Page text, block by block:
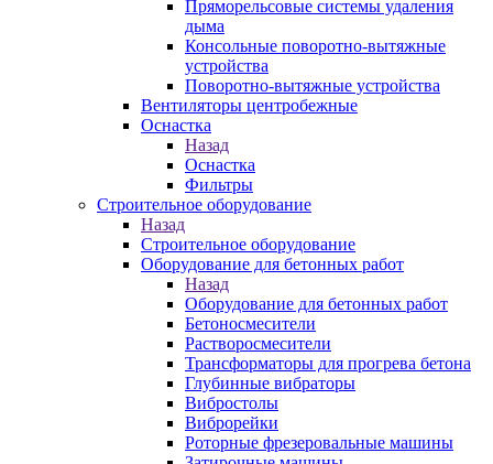
Пряморельсовые системы удаления
дыма
Консольные поворотно-вытяжные
устройства
Поворотно-вытяжные устройства
Вентиляторы центробежные
Оснастка
Назад
Оснастка
Фильтры
Строительное оборудование
Назад
Строительное оборудование
Оборудование для бетонных работ
Назад
Оборудование для бетонных работ
Бетоносмесители
Растворосмесители
Трансформаторы для прогрева бетона
Глубинные вибраторы
Вибростолы
Виброрейки
Роторные фрезеровальные машины